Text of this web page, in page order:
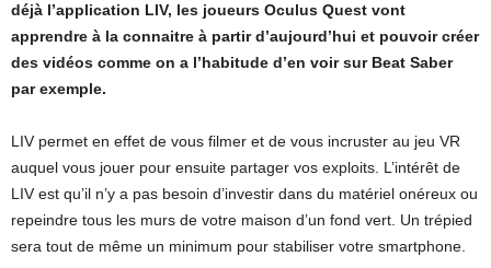
déjà l’application LIV, les joueurs Oculus Quest vont
apprendre à la connaitre à partir d’aujourd’hui et pouvoir créer
des vidéos comme on a l’habitude d’en voir sur Beat Saber
par exemple.
LIV permet en effet de vous filmer et de vous incruster au jeu VR
auquel vous jouer pour ensuite partager vos exploits. L’intérêt de
LIV est qu’il n’y a pas besoin d’investir dans du matériel onéreux ou
repeindre tous les murs de votre maison d’un fond vert. Un trépied
sera tout de même un minimum pour stabiliser votre smartphone.